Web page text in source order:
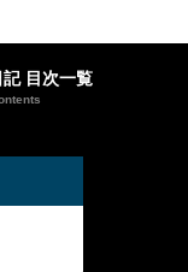
記 目次一覧